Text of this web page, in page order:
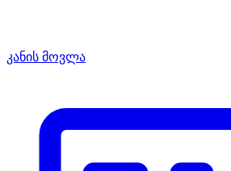
კანის მოვლა